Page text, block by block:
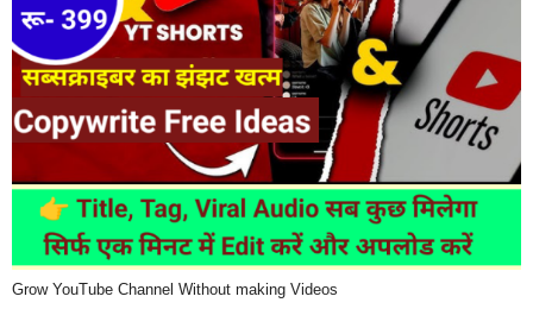
Grow YouTube Channel Without making Videos